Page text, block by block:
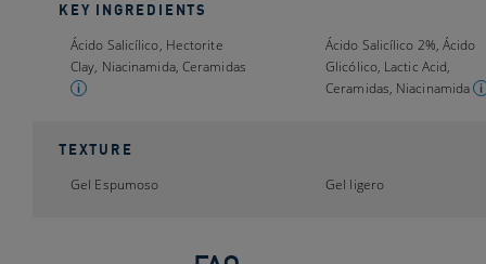
KEY INGREDIENTS
TEXTURE
Ácido Salicílico, Hectorite
Clay, Niacinamida, Ceramidas
Gel Espumoso
Ácido Salicílico 2%, Ácido
Glicólico, Lactic Acid,
Ceramidas, Niacinamida
Gel ligero